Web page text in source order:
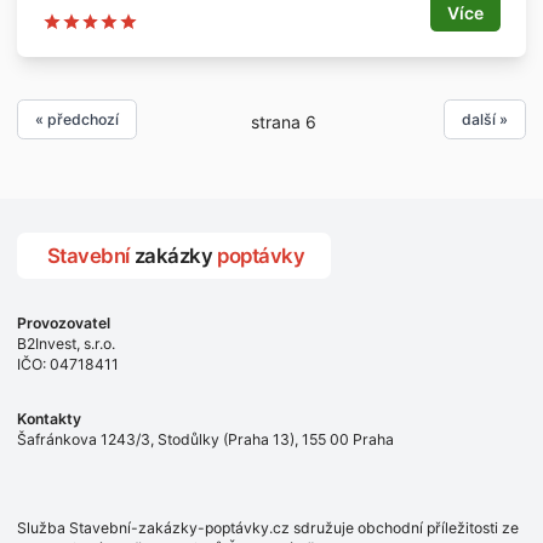
- Praha 2
Popis:
- 2 ks
Rozměry:
Více
« předchozí strana 6 další »
Stavební zakázky poptávky
Provozovatel
B2Invest, s.r.o.
IČO: 04718411
Kontakty
Šafránkova 1243/3, Stodůlky (Praha 13), 155 00 Praha
Služba Stavební-zakázky-poptávky.cz sdružuje obchodní příležitosti ze